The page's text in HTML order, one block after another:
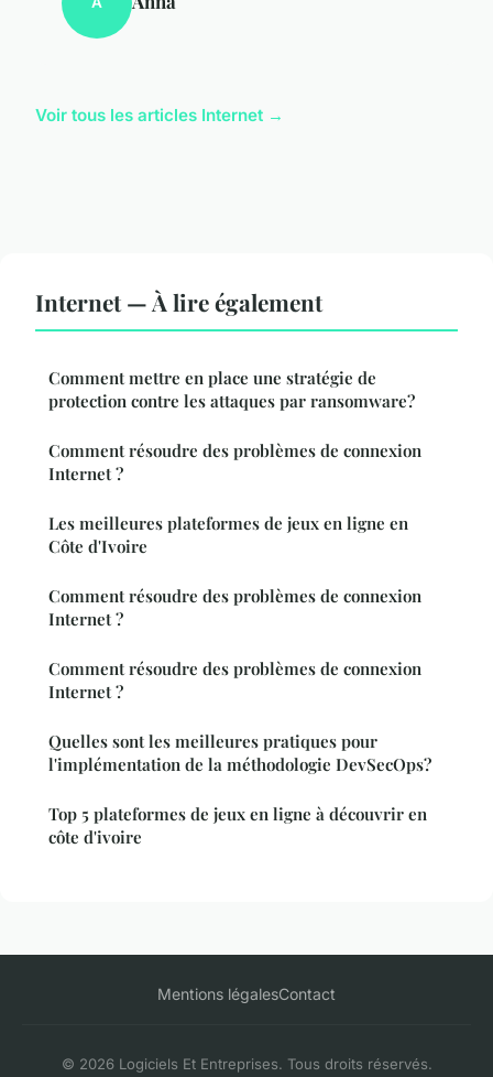
Voir tous les articles Internet →
Internet — À lire également
Comment mettre en place une stratégie de
protection contre les attaques par ransomware?
Comment résoudre des problèmes de connexion
Internet ?
Les meilleures plateformes de jeux en ligne en
Côte d'Ivoire
Comment résoudre des problèmes de connexion
Internet ?
Comment résoudre des problèmes de connexion
Internet ?
Quelles sont les meilleures pratiques pour
l'implémentation de la méthodologie DevSecOps?
Top 5 plateformes de jeux en ligne à découvrir en
côte d'ivoire
Mentions légalesContact
© 2026 Logiciels Et Entreprises. Tous droits réservés.